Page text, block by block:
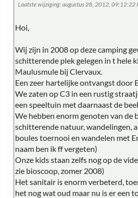
Laatste wijziging: augustus 28, 2012, 09:12:22
Hoi,
Wij zijn in 2008 op deze camping
schitterende plek gelegen in t hele
Maulusmule bij Clervaux.
Een zeer hartelijke ontvangst door
We zaten op C3 in een rustig
een speeltuin met daarnaast de
We hebben enorm genoten van de
schitterende natuur, wandelingen,
boules toernooi en wandelen met
naam ben ik ff vergeten)
Onze kids staan zelfs nog op de
zie bioscoop, zomer 2008)
Het sanitair is enorm verbeterd,
het nog wat oud maar nu is er een